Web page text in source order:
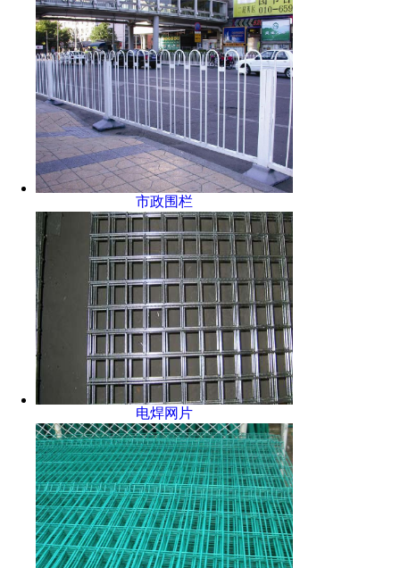
市政围栏
电焊网片